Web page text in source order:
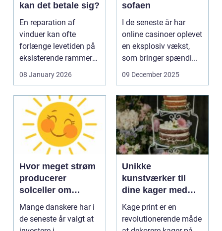
kan det betale sig?
En reparation af
vinduer kan ofte
forlænge levetiden på
eksisterende rammer
og glas med ...
08 January 2026
sofaen
I de seneste år har
online casinoer oplevet
en eksplosiv vækst,
som bringer spændi...
09 December 2025
Hvor meget strøm
producerer
solceller om
vinteren?
Mange danskere har i
de seneste år valgt at
Unikke
kunstværker til
dine kager med
kage print
Kage print er en
revolutionerende måde